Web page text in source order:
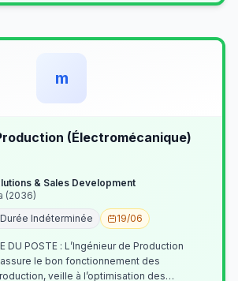
m
(Électromécanique)
& Sales Development
(2036)
Indéterminée
19/06
DU POSTE : L’Ingénieur de Production
le bon fonctionnement des
veille à l’optimisation des